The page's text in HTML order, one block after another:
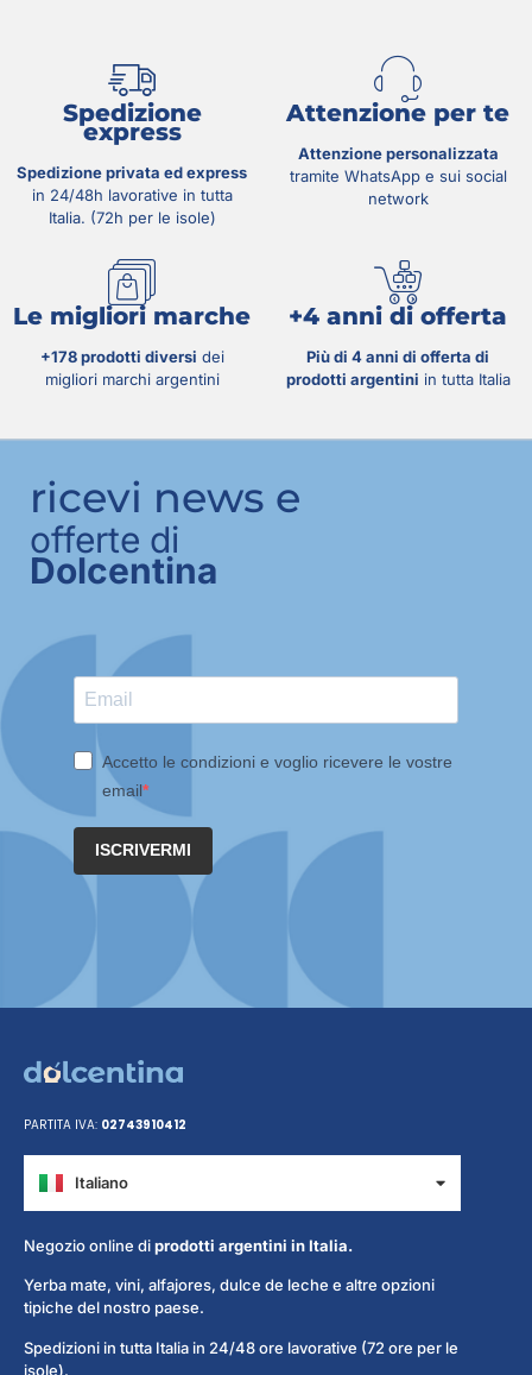
Spedizione
express
Spedizione privata ed express
in 24/48h lavorative in tutta
Italia. (72h per le isole)
Attenzione per te
Attenzione personalizzata
tramite WhatsApp e sui social
network
Le migliori marche
+178 prodotti diversi dei
migliori marchi argentini
+4 anni di offerta
Più di 4 anni di offerta di
prodotti argentini in tutta Italia
ricevi news e
offerte di
Dolcentina
Accetto le condizioni e voglio ricevere le vostre
email
ISCRIVERMI
PARTITA IVA: 02743910412
Italiano
Español
Negozio online diprodotti argentini in Italia.
Yerba mate, vini, alfajores, dulce de leche e altre opzioni
tipiche del nostro paese.
Spedizioni in tutta Italia in 24/48 ore lavorative (72 ore per le
isole).